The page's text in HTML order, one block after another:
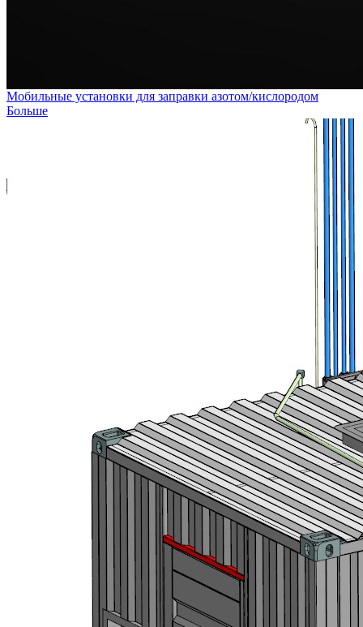
Мобильные установки для заправки азотом/кислородом
Больше